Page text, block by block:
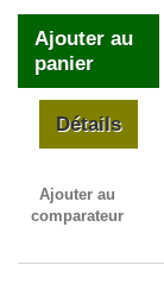
Ajouter au
panier
Détails
Ajouter au
comparateur